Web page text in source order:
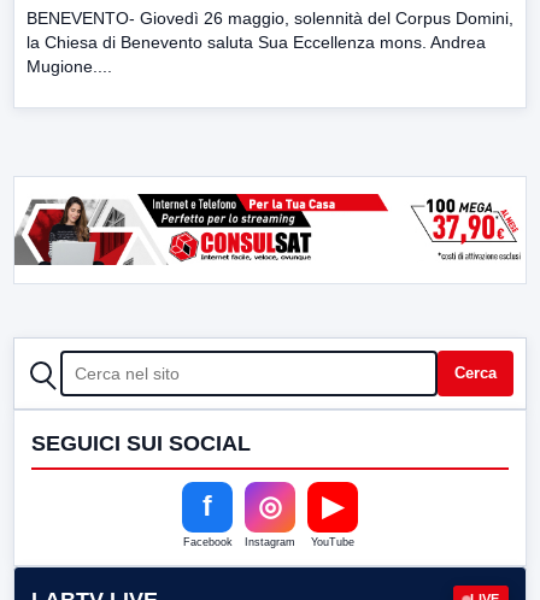
BENEVENTO- Giovedì 26 maggio, solennità del Corpus Domini,
la Chiesa di Benevento saluta Sua Eccellenza mons. Andrea
Mugione....
CERCA Cerca
SEGUICI SUI SOCIAL
f
Facebook
◎
Instagram
▶
YouTube